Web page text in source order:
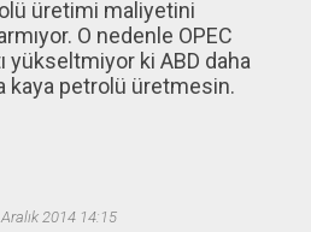
üretimi maliyetini
O nedenle OPEC
yükseltmiyor ki ABD daha
kaya petrolü üretmesin.
2014 14:15